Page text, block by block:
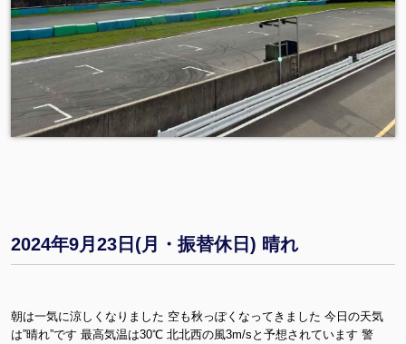
2024年9月23日(月・振替休日) 晴れ
朝は一気に涼しくなりました 空も秋っぽくなってきました 今日の天気
は”晴れ”です 最高気温は30℃ 北北西の風3m/sと予想されています 警